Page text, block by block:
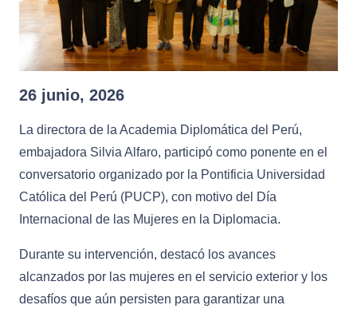
26 junio, 2026
La directora de la Academia Diplomática del Perú,
embajadora Silvia Alfaro, participó como ponente en el
conversatorio organizado por la Pontificia Universidad
Católica del Perú (PUCP), con motivo del Día
Internacional de las Mujeres en la Diplomacia.
Durante su intervención, destacó los avances
alcanzados por las mujeres en el servicio exterior y los
desafíos que aún persisten para garantizar una